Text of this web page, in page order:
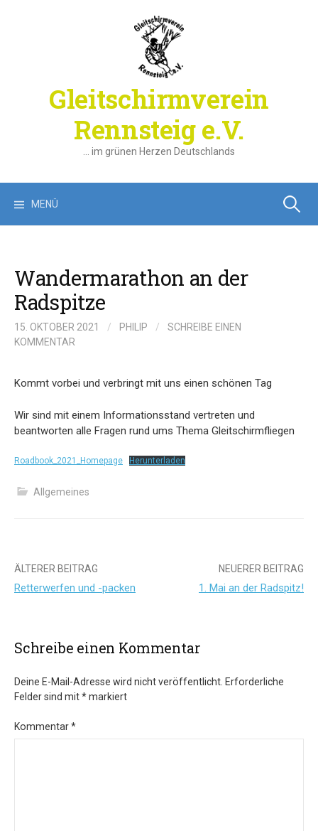
Gleitschirmverein
Rennsteig e.V.
… im grünen Herzen Deutschlands
MENÜ Suchen
Wandermarathon an der
Radspitze
15. OKTOBER 2021 / PHILIP /
SCHREIBE EINEN
KOMMENTAR
Kommt vorbei und verbringt mit uns einen schönen Tag
Wir sind mit einem Informationsstand vertreten und
beantworten alle Fragen rund ums Thema Gleitschirmfliegen
Roadbook_2021_Homepage Herunterladen
Allgemeines
Beitrags-
ÄLTERER BEITRAG
Retterwerfen und -packen
NEUERER BEITRAG
1. Mai an der Radspitz!
Schreibe einen Kommentar
Deine E-Mail-Adresse wird nicht veröffentlicht. Erforderliche
Felder sind mit*markiert
Kommentar*